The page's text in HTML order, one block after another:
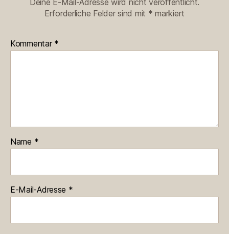
Erforderliche Felder sind mit * markiert
Kommentar *
Name *
E-Mail-Adresse *